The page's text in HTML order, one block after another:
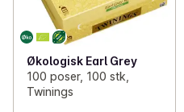
Økologisk Earl Grey
100 poser, 100 stk,
Twinings